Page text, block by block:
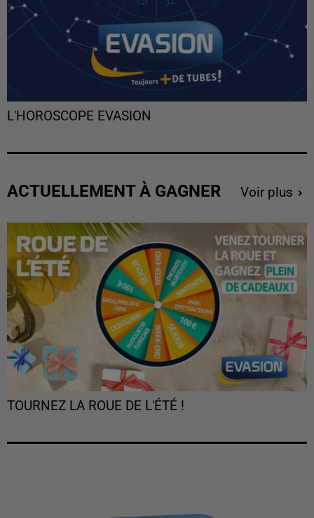
L'HOROSCOPE EVASION
ACTUELLEMENT À GAGNER Voir plus
TOURNEZ LA ROUE DE L'ÉTÉ !